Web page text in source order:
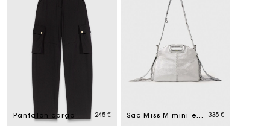
Pantalon cargo 245 € Sac Miss M mini en cuir métal 335 €